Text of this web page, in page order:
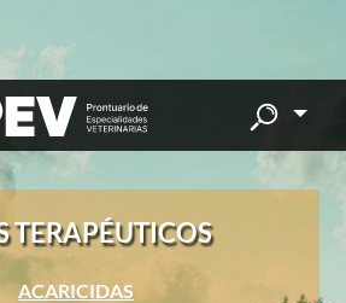
TERAPÉUTICOS
ACARICIDAS